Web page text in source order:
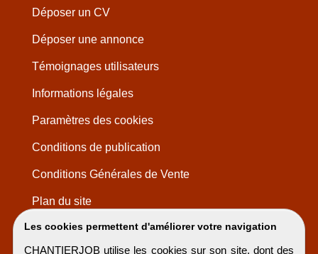
Les cookies permettent d'améliorer votre navigation
CHANTIERJOB utilise les cookies sur son site, dont des
Déposer un CV
Déposer une annonce
Témoignages utilisateurs
Informations légales
Paramètres des cookies
Conditions de publication
Conditions Générales de Vente
Plan du site